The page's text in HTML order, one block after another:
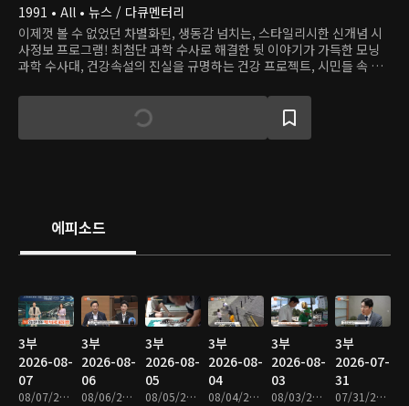
1991 • All • 뉴스 / 다큐멘터리
이제껏 볼 수 없었던 차별화된, 생동감 넘치는, 스타일리시한 신개념 시
사정보 프로그램! 최첨단 과학 수사로 해결한 뒷 이야기가 가득한 모닝
과학 수사대, 건강속설의 진실을 규명하는 건강 프로젝트, 시민들 속 용
연다.
에피소드
3부
2026-08-
07
08/07/2026 • 48분
3부
2026-08-
06
08/06/2026 • 48분
3부
2026-08-
05
08/05/2026 • 48분
3부
2026-08-
04
08/04/2026 • 47분
3부
2026-08-
03
08/03/2026 • 48분
3부
2026-07-
31
07/31/2026 • 47분